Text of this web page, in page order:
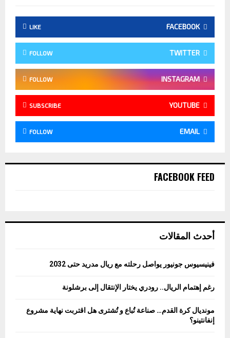
FACEBOOK
LIKE
TWITTER
FOLLOW
INSTAGRAM
FOLLOW
YOUTUBE
SUBSCRIBE
EMAIL
FOLLOW
FACEBOOK FEED
أحدث المقالات
فينيسيوس جونيور يواصل رحلته مع ريال مدريد حتى 2032
رغم إهتمام الريال.. رودري يختار الإنتقال إلى برشلونة
مونديال كرة القدم… صناعة تُباع و تُشترى هل اقتربت نهاية مشروع
إنفانتينو؟